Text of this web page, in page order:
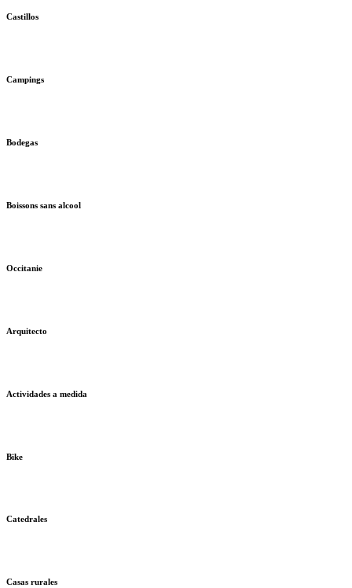
Castillos
Campings
Bodegas
Boissons sans alcool
Occitanie
Arquitecto
Actividades a medida
Bike
Catedrales
Casas rurales